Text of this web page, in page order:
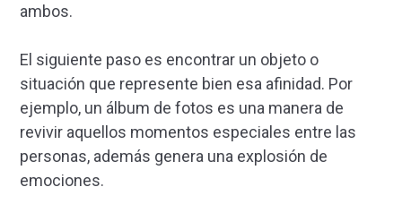
ambos.
El siguiente paso es encontrar un objeto o
situación que represente bien esa afinidad. Por
ejemplo, un álbum de fotos es una manera de
revivir aquellos momentos especiales entre las
personas, además genera una explosión de
emociones.